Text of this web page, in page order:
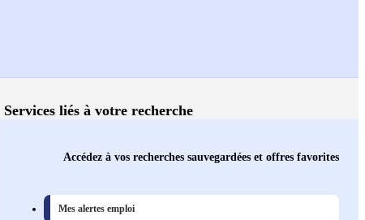
Services liés à votre recherche
Accédez à vos recherches sauvegardées et offres favorites
Mes alertes emploi